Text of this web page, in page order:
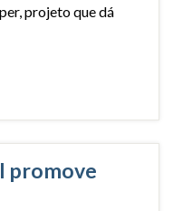
projeto que dá
promove